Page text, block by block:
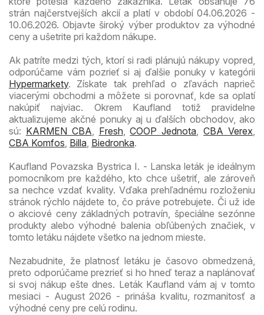
strán najčerstvejších akcií a platí v období 04.06.2026 -
10.06.2026. Objavte široký výber produktov za výhodné
ceny a ušetrite pri každom nákupe.
Ak patríte medzi tých, ktorí si radi plánujú nákupy vopred,
odporúčame vám pozrieť si aj ďalšie ponuky v kategórii
Hypermarkety. Získate tak prehľad o zľavách naprieč
viacerými obchodmi a môžete si porovnať, kde sa oplatí
nakúpiť najviac. Okrem Kaufland totiž pravidelne
aktualizujeme akčné ponuky aj u ďalších obchodov, ako
sú: KARMEN CBA, Fresh,COOP Jednota,CBA Verex,
CBA Komfos, Billa, Biedronka.
Kaufland Povazska Bystrica I. - Lanska leták je ideálnym
pomocníkom pre každého, kto chce ušetriť, ale zároveň
sa nechce vzdať kvality. Vďaka prehľadnému rozloženiu
stránok rýchlo nájdete to, čo práve potrebujete. Či už ide
o akciové ceny základných potravín, špeciálne sezónne
produkty alebo výhodné balenia obľúbených značiek, v
tomto letáku nájdete všetko na jednom mieste.
Nezabudnite, že platnosť letáku je časovo obmedzená,
preto odporúčame prezrieť si ho hneď teraz a naplánovať
si svoj nákup ešte dnes. Leták Kaufland vám aj v tomto
mesiaci - August 2026 - prináša kvalitu, rozmanitosť a
výhodné ceny pre celú rodinu.